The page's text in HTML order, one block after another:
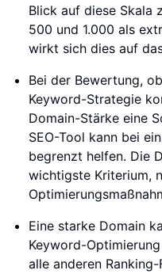
Blick auf diese Skala
500 und 1.000 als
wirkt sich dies auf
Bei der Bewertung,
Keyword-Strategie
Domain-Stärke eine
SEO-Tool kann bei
begrenzt helfen. Die
wichtigste Kriterium,
Eine starke Domain
Keyword-
alle anderen